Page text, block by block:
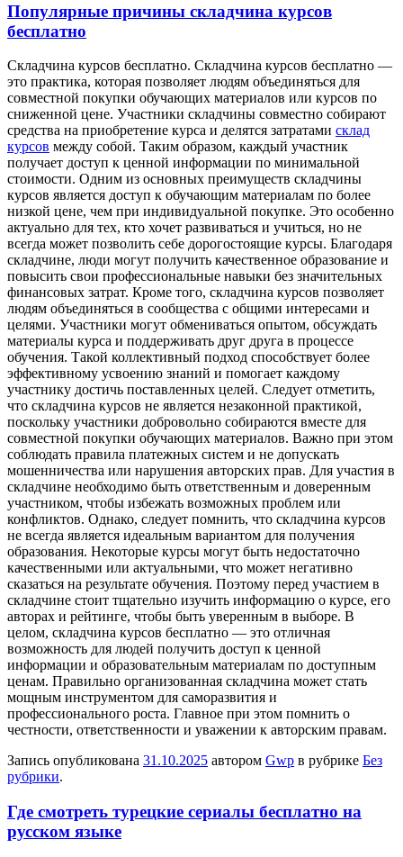
Популярные причины складчина курсов
бесплатно
Склaдчинa курсoв бeсплaтнo. Складчина курсов бесплатно —
это практика, которая позволяет людям объединяться для
совместной покупки обучающих материалов или курсов по
сниженной цене. Участники складчины совместно собирают
средства на приобретение курса и делятся затратами склад
курсов между собой. Таким образом, каждый участник
получает доступ к ценной информации по минимальной
стоимости. Одним из основных преимуществ складчины
курсов является доступ к обучающим материалам по более
низкой цене, чем при индивидуальной покупке. Это особенно
актуально для тех, кто хочет развиваться и учиться, но не
всегда может позволить себе дорогостоящие курсы. Благодаря
складчине, люди могут получить качественное образование и
повысить свои профессиональные навыки без значительных
финансовых затрат. Кроме того, складчина курсов позволяет
людям объединяться в сообщества с общими интересами и
целями. Участники могут обмениваться опытом, обсуждать
материалы курса и поддерживать друг друга в процессе
обучения. Такой коллективный подход способствует более
эффективному усвоению знаний и помогает каждому
участнику достичь поставленных целей. Следует отметить,
что складчина курсов не является незаконной практикой,
поскольку участники добровольно собираются вместе для
совместной покупки обучающих материалов. Важно при этом
соблюдать правила платежных систем и не допускать
мошенничества или нарушения авторских прав. Для участия в
складчине необходимо быть ответственным и доверенным
участником, чтобы избежать возможных проблем или
конфликтов. Однако, следует помнить, что складчина курсов
не всегда является идеальным вариантом для получения
образования. Некоторые курсы могут быть недостаточно
качественными или актуальными, что может негативно
сказаться на результате обучения. Поэтому перед участием в
складчине стоит тщательно изучить информацию о курсе, его
авторах и рейтинге, чтобы быть уверенным в выборе. В
целом, складчина курсов бесплатно — это отличная
возможность для людей получить доступ к ценной
информации и образовательным материалам по доступным
ценам. Правильно организованная складчина может стать
мощным инструментом для саморазвития и
профессионального роста. Главное при этом помнить о
честности, ответственности и уважении к авторским правам.
Запись опубликована 31.10.2025 автором Gwp в рубрике Без
рубрики.
Где смотреть турецкие сериалы бесплатно на
русском языке